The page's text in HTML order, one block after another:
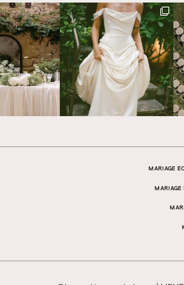
MARIAGE
MARIAGE